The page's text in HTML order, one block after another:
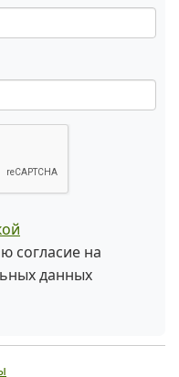
согласие на
данных